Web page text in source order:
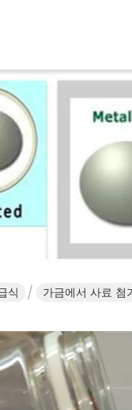
식 가금에서 사료 첨